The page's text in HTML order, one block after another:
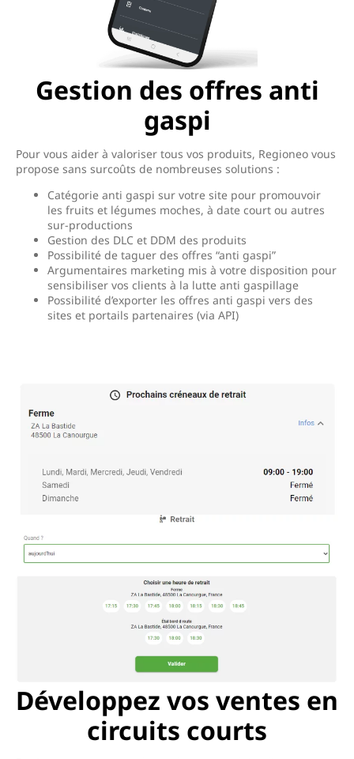
Gestion des offres anti
gaspi
Pour vous aider à valoriser tous vos produits, Regioneo vous
propose sans surcoûts de nombreuses solutions :
Catégorie anti gaspi sur votre site pour promouvoir
les fruits et légumes moches, à date court ou autres
sur-productions
Gestion des DLC et DDM des produits
Possibilité de taguer des offres “anti gaspi”
Argumentaires marketing mis à votre disposition pour
sensibiliser vos clients à la lutte anti gaspillage
Possibilité d’exporter les offres anti gaspi vers des
sites et portails partenaires (via API)
Développez vos ventes en
circuits courts